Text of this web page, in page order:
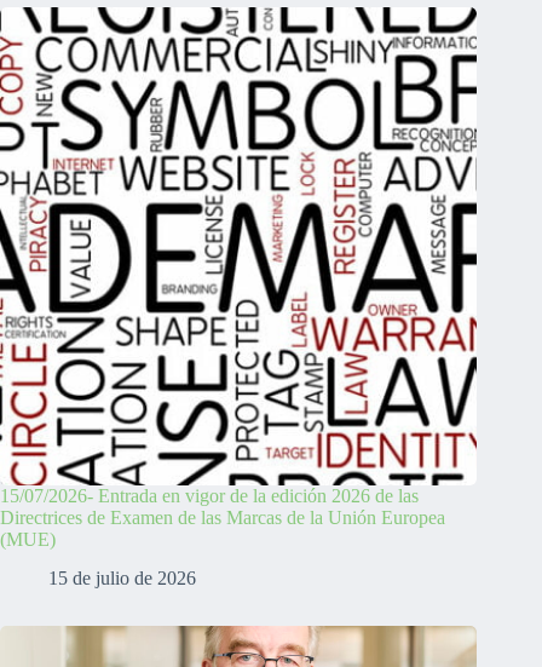
15/07/2026- Entrada en vigor de la edición 2026 de las
Directrices de Examen de las Marcas de la Unión Europea
(MUE)
15 de julio de 2026